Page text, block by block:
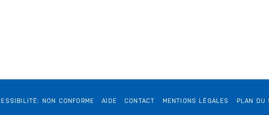
NON CONFORME AIDE CONTACT MENTIONS LÉGALES PLAN DU